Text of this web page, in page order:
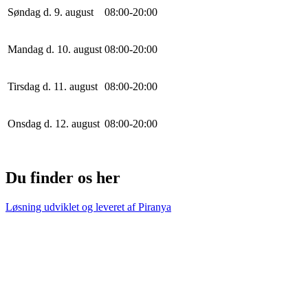
Søndag d. 9. august 08:00-20:00
Mandag d. 10. august 08:00-20:00
Tirsdag d. 11. august 08:00-20:00
Onsdag d. 12. august 08:00-20:00
Du finder os her
Løsning udviklet og leveret afPiranya